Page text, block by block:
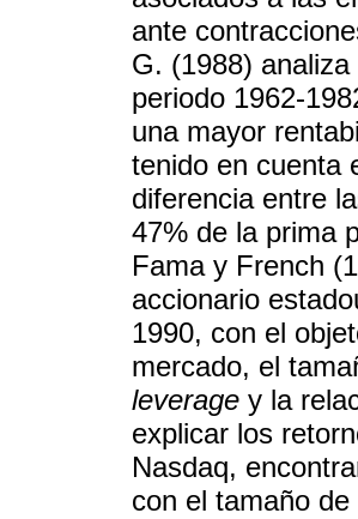
ante
G. (1988)
periodo 1962-
una mayor
tenido en cuenta
diferencia entre
47% de la prima
Fama y French
accionario
1990, con el
mercado, el
leverage y la
explicar los
Nasdaq,
con el tamaño